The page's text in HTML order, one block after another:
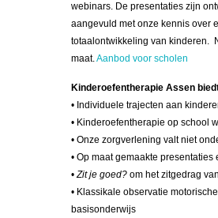
webinars. De presentaties zijn
aangevuld met onze kennis over
totaalontwikkeling van kinderen.
maat.Aanbod voor scholen
Kinderoefentherapie Assen
• Individuele trajecten aan
• Kinderoefentherapie op school
• Onze zorgverlening valt niet
• Op maat gemaakte
•Zit je goed? om het zitgedrag
• Klassikale observatie
basisonderwijs